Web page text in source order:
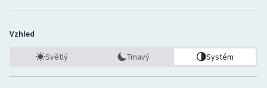
Vzhled
Světlý Tmavý Systém